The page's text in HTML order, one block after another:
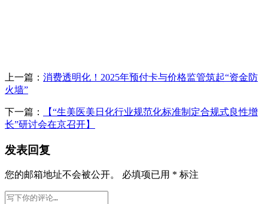
上一篇： 消费透明化！2025年预付卡与价格监管筑起“资金防
火墙”
下一篇：
【“生美医美日化行业规范化标准制定合规式良性增
长”研讨会在京召开】
发表回复
您的邮箱地址不会被公开。 必填项已用 * 标注